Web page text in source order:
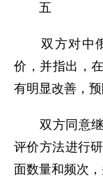
五
双方对中俄
价，并指出，
有明显改善，
双方同意继
评价方法进行
面数量和频次